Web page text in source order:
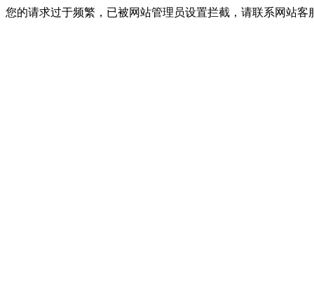
您的请求过于频繁，已被网站管理员设置拦截，请联系网站客